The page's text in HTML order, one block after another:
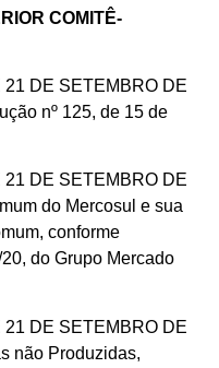
COMITÊ-
21 DE SETEMBRO DE
nº 125, de 15 de
21 DE SETEMBRO DE
do Mercosul e sua
conforme
do Grupo Mercado
21 DE SETEMBRO DE
não Produzidas,